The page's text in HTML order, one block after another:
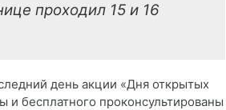
проходил 15 и 16
день акции «Дня открытых
и бесплатного проконсультированы